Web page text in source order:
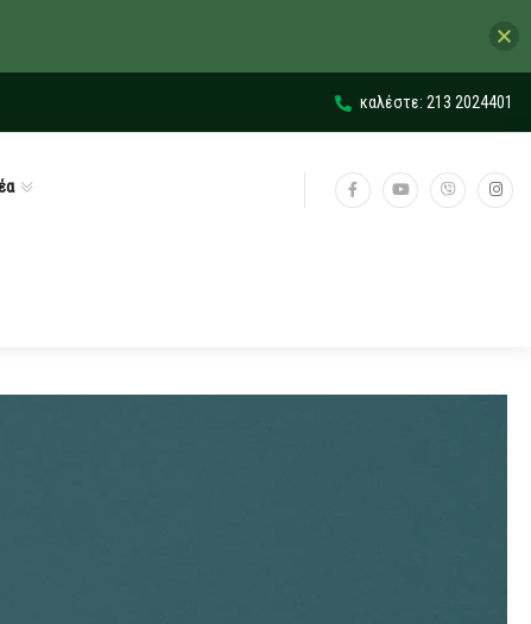
καλέστε: 213 2024401